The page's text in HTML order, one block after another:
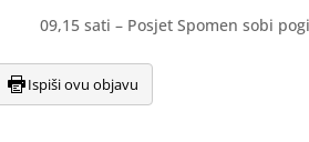
09,15 sati – Posjet Spomen sobi
Ispiši ovu objavu